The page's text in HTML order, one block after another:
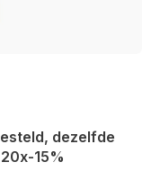
dezelfde
15%